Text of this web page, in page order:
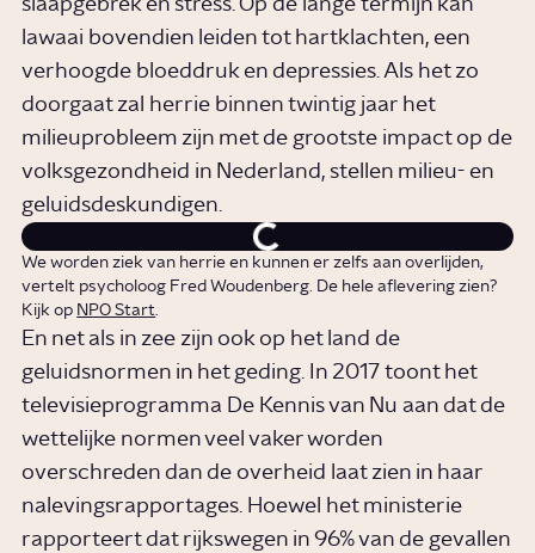
slaapgebrek en stress. Op de lange termijn kan
lawaai bovendien leiden tot hartklachten, een
verhoogde bloeddruk en depressies. Als het zo
doorgaat zal herrie binnen twintig jaar het
milieuprobleem zijn met de grootste impact op de
volksgezondheid in Nederland, stellen milieu- en
geluidsdeskundigen.
We worden ziek van herrie en kunnen er zelfs aan overlijden,
vertelt psycholoog Fred Woudenberg. De hele aflevering zien?
Kijk op NPO Start
En net als in zee zijn ook op het land de
geluidsnormen in het geding. In 2017 toont het
televisieprogramma De Kennis van Nu aan dat de
wettelijke normen veel vaker worden
overschreden dan de overheid laat zien in haar
nalevingsrapportages. Hoewel het ministerie
rapporteert dat rijkswegen in 96% van de gevallen